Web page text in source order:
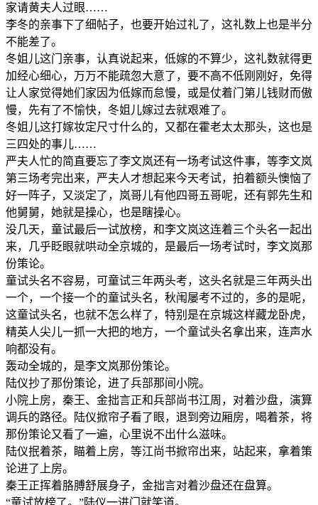
家请黄夫人过眼……
李冬的亲事下了细帖子，也要开始过礼了，这礼数上也是半分
不能差了。
冬姐儿这门亲事，认真说起来，低嫁的不算少，这礼数就得更
加经心细心，万万不能疏忽大意了，要不高不低刚刚好，免得
让人家觉得她们家因为低嫁而怠慢，或是仗着门第儿钱财而傲
慢，先有了不愉快，冬姐儿嫁过去就艰难了。
冬姐儿这打嫁妆定尺寸什么的，又都在霍老太太那头，这也是
三四处的事儿……
严夫人忙的简直要忘了李文岚还有一场考试这件事，等李文岚
第三场考完出来，严夫人才想起来今天考试，拍着额头懊恼了
好一阵子，又淡定了，岚哥儿有他四哥五哥呢，还有郭先生和
他舅舅，她就是操心，也是瞎操心。
没几天，童试最后一试放榜，和李文岚这连着三个头名一起出
来，几乎眨眼就哄动全京城的，是最后一场考试时，李文岚那
份策论。
童试头名不容易，可童试三年两头考，这头名就是三年两头出
一个，一个接一个的童试头名，秋闱屡考不过的，多的是呢，
这童试头名，也就不怎么样了，特别是在京城这样藏龙卧虎，
精英人尖儿一抓一大把的地方，一个童试头名拿出来，连声水
响都没有。
轰动全城的，是李文岚那份策论。
陆仪抄了那份策论，进了兵部那间小院。
小院上房，秦王、金拙言正和兵部尚书江周，对着沙盘，演算
调兵的路径。陆仪掀帘子看了眼，退到旁边厢房，喝着茶，将
那份策论又看了一遍，心里说不出什么滋味。
陆仪抿着茶，瞄着上房，等江尚书掀帘出来，站起来，拿着策
论进了上房。
秦王正挥着胳膊舒展身子，金拙言对着沙盘还在盘算。
“童试放榜了。”陆仪一进门就笑道。